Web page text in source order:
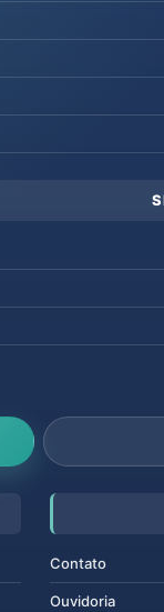
Contato
Ouvidoria